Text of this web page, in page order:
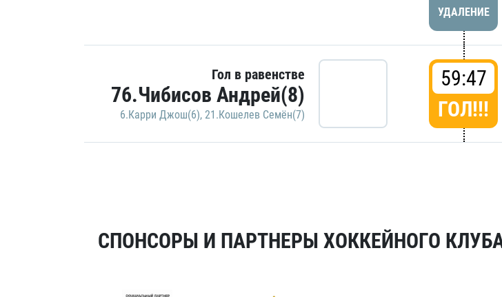
УДАЛЕНИЕ
Гол в равенстве
76.Чибисов Андрей(8)
6.Карри Джош(6), 21.Кошелев Семён(7)
59:47
ГОЛ!!!
СПОНСОРЫ И ПАРТНЕРЫ ХОККЕЙНОГО КЛУБА